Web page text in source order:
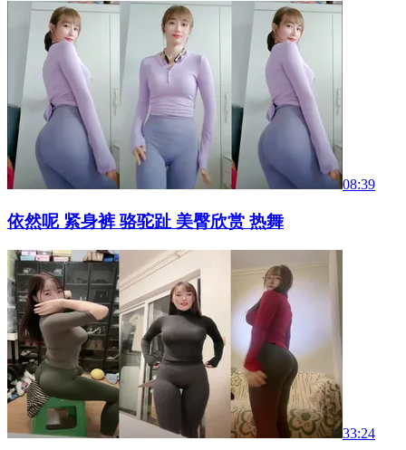
08:39
依然呢 紧身裤 骆驼趾 美臀欣赏 热舞
33:24